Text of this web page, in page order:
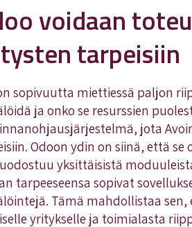
voidaan
tarpeisiin
sopivuutta miettiessä paljon
ja onko se resurssien
jota
Odoon ydin on siinä, että
yksittäisistä
tarpeeseensa sopivat
Tämä mahdollistaa
yritykselle ja toimialasta